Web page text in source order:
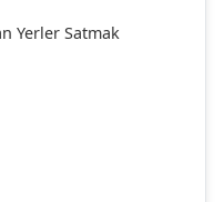
Yerler Satmak